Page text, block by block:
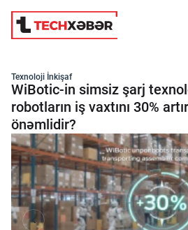
Süni İntellekt
Elm və Kosmos
Texnoloji İnkişaf
Texnoloji İnkişaf
WiBotic-in simsiz şarj
robotların iş vaxtını 30%
önəmlidir?